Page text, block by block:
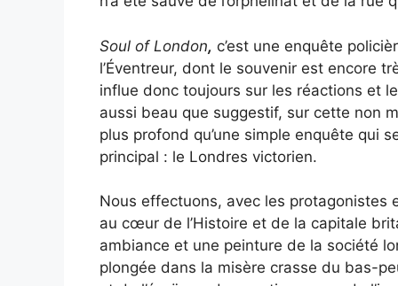
Soul of London, c’est une enquête
l’Éventreur, dont le souvenir est encore
influe donc toujours sur les réactions et
aussi beau que suggestif, sur cette non
plus profond qu’une simple enquête qui
principal : le Londres victorien.
Nous effectuons, avec les protagonistes
au cœur de l’Histoire et de la capitale
ambiance et une peinture de la société
plongée dans la misère crasse du bas-